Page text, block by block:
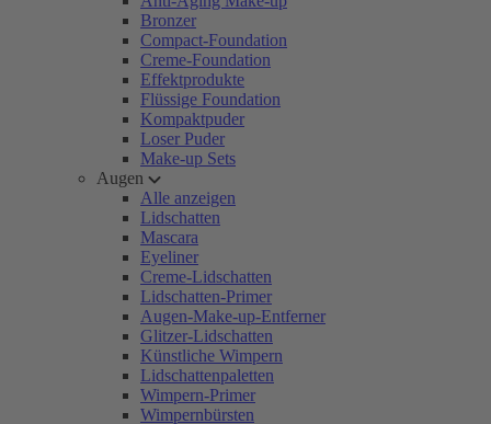
Bronzer
Compact-Foundation
Creme-Foundation
Effektprodukte
Flüssige Foundation
Kompaktpuder
Loser Puder
Make-up Sets
Augen
Alle anzeigen
Lidschatten
Mascara
Eyeliner
Creme-Lidschatten
Lidschatten-Primer
Augen-Make-up-Entferner
Glitzer-Lidschatten
Künstliche Wimpern
Lidschattenpaletten
Wimpern-Primer
Wimpernbürsten